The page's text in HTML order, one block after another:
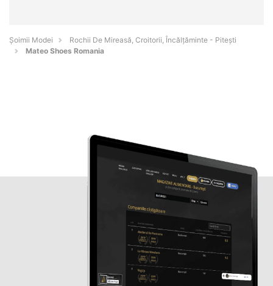
Șoimii Modei
Rochii De Mireasă, Croitorii, Încălțăminte - Piteşti
Mateo Shoes Romania